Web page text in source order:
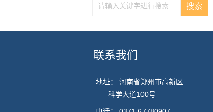
联系我们
地址： 河南省郑州市高新区
科学大道100号